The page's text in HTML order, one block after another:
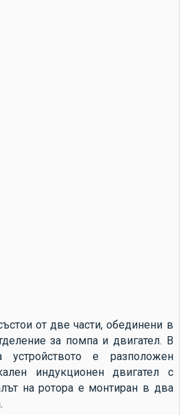
от две части, обединени в
за помпа и двигател. В
устройството е разположен
индукционен двигател с
на ротора е монтиран в два